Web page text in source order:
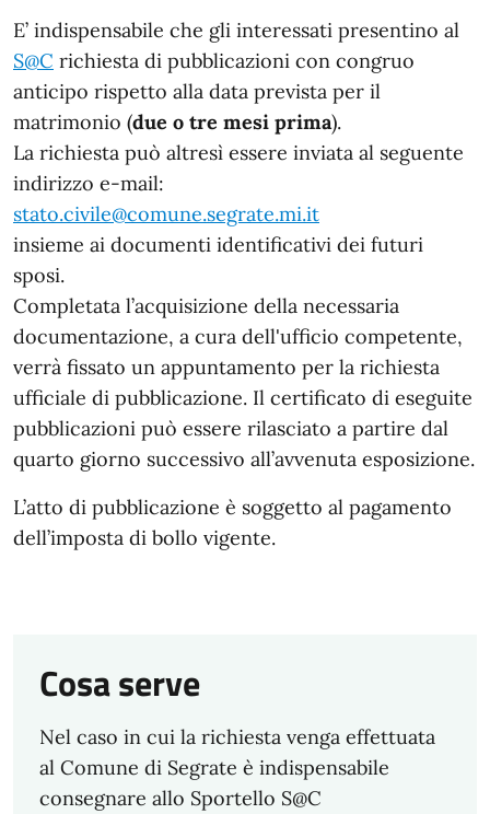
E’ indispensabile che gli interessati presentino al
S@C richiesta di pubblicazioni con congruo
anticipo rispetto alla data prevista per il
matrimonio (due o tre mesi prima).
La richiesta può altresì essere inviata al seguente
indirizzo e-mail:
stato.civile@comune.segrate.mi.it
insieme ai documenti identificativi dei futuri
sposi.
Completata l’acquisizione della necessaria
documentazione, a cura dell'ufficio competente,
verrà fissato un appuntamento per la richiesta
ufficiale di pubblicazione. Il certificato di eseguite
pubblicazioni può essere rilasciato a partire dal
quarto giorno successivo all’avvenuta esposizione.
L’atto di pubblicazione è soggetto al pagamento
dell’imposta di bollo vigente.
Cosa serve
Nel caso in cui la richiesta venga effettuata
al Comune di Segrate è indispensabile
consegnare allo Sportello S@C